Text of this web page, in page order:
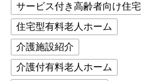
サービス付き高齢者向け住宅
住宅型有料老人ホーム
介護施設紹介
介護付有料老人ホーム